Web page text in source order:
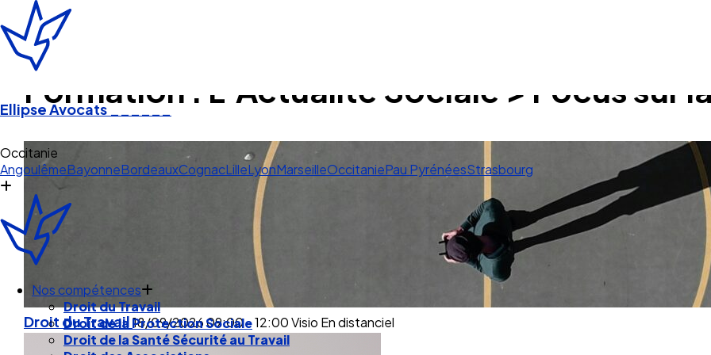
Ellipse Avocats______
Str
AngoulêmeBayonneBordeauxCognacLilleLyonMarseilleOccitaniePau PyrénéesStrasbourg
Nos compétences
Droit du Travail
Droit de la Protection Sociale
Droit de la Santé Sécurité au Travail
Formation : L’Actualité Sociale > Focus sur
Droit du Travail18/09/202609:00 - 12:00Visio En distanciel